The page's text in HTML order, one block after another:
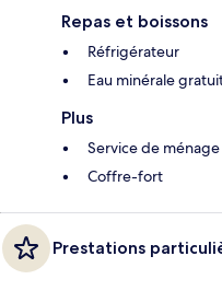
Repas et boissons
Réfrigérateur
Eau minérale
Plus
Service de
Coffre-fort
Prestations